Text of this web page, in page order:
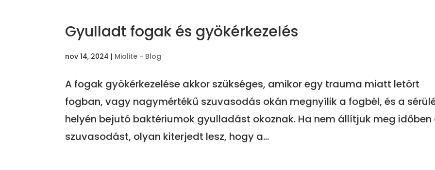
Gyulladt fogak és gyökérkezelés
nov 14, 2024 | Miolite - Blog
A fogak gyökérkezelése akkor szükséges, amikor egy trauma miatt letört
fogban, vagy nagymértékű szuvasodás okán megnyílik a fogbél, és a
helyén bejutó baktériumok gyulladást okoznak. Ha nem állítjuk meg időben
szuvasodást, olyan kiterjedt lesz, hogy a...